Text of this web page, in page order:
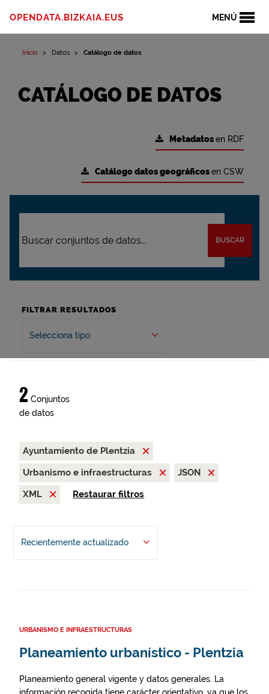
MENÚ
OPENDATA.BIZKAIA.EUS
Inicio Datos Catálogo de datos
CATÁLOGO DE DATOS
Metadatosen RDF
Catálogo datos geográficosen CSW
BUSCAR
FILTRAR RESULTADOS
Selecciona tipo
2 Conjuntos
de datos
Ayuntamiento de Plentzia
Urbanismo e infraestructuras
JSON
XML
Restaurar filtros
Recientemente actualizado
URBANISMO E INFRAESTRUCTURAS
Planeamiento urbanístico - Plentzia
Planeamiento general vigente y datos generales. La